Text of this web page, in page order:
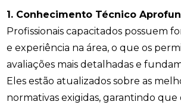
1. Conhecimento Técnico
Profissionais capacitados possuem
e experiência na área, o que os
avaliações mais detalhadas e
Eles estão atualizados sobre as
normativas exigidas, garantindo